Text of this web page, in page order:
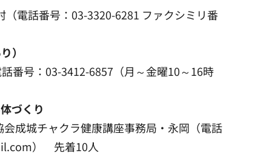
電話番号：03-3320-6281 ファクシミリ番
）
番号：03-3412-6857（月～金曜10～16時
づくり
城チャクラ健康講座事務局・永岡（電話
） 先着10人